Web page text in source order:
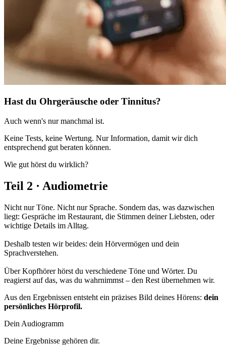
Hast du Ohrgeräusche oder Tinnitus?
Auch wenn's nur manchmal ist.
Keine Tests, keine Wertung. Nur Information, damit wir dich
entsprechend gut beraten können.
Wie gut hörst du wirklich?
Teil 2 · Audiometrie
Nicht nur Töne. Nicht nur Sprache. Sondern das, was dazwischen
liegt: Gespräche im Restaurant, die Stimmen deiner Liebsten, oder
wichtige Details im Alltag.
Deshalb testen wir beides: dein Hörvermögen und dein
Sprachverstehen.
Über Kopfhörer hörst du verschiedene Töne und Wörter. Du
reagierst auf das, was du wahrnimmst – den Rest übernehmen wir.
Aus den Ergebnissen entsteht ein präzises Bild deines Hörens: dein
persönliches Hörprofil.
Dein Audiogramm
Deine Ergebnisse gehören dir.